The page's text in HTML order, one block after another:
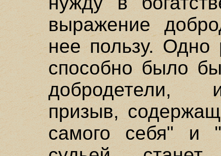
выражение
нее пользу. Одно
способно было
добродетели,
призыв,
самого себя" и